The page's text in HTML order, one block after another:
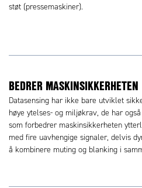
støt (pressemaskiner).
BEDRER MASKINSIKKERHETEN
Datasensing har ikke bare utviklet
høye ytelses- og miljøkrav, de har
som forbedrer maskinsikkerheten
med fire uavhengige signaler, delvis
å kombinere muting og blanking i